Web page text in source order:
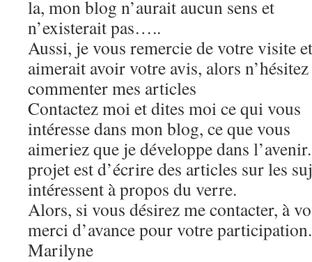
la, mon blog n’aurait aucun sens et
n’existerait pas…..
Aussi, je vous remercie de votre visite et
aimerait avoir votre avis, alors n’hésitez
commenter mes articles
Contactez moi et dites moi ce qui vous
intéresse dans mon blog, ce que vous
aimeriez que je développe dans
projet est d’écrire des articles sur les
intéressent à propos du verre.
Alors, si vous désirez me contacter, à
merci d’avance pour votre participation.
Marilyne